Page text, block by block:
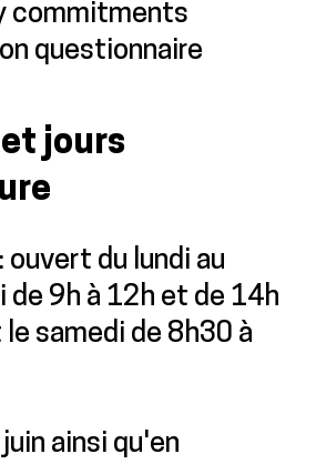
commitments
questionnaire
jours
ouvert du lundi au
de 9h à 12h et de 14h
samedi de 8h30 à
ainsi qu'en